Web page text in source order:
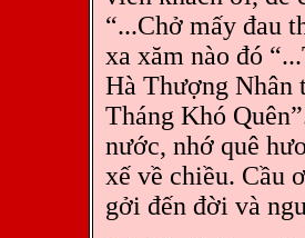
“...Chở mấy đau
xa xăm nào đó
Hà Thượng Nhân
Tháng Khó
nước, nhớ quê
xế về chiều. Cầu
gởi đến đời và